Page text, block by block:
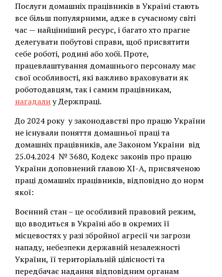
Послуги домашніх працівників в Україні стають
все більш популярними, адже в сучасному світі
час — найцінніший ресурс, і багато хто прагне
делегувати побутові справи, щоб присвятити
себе роботі, родині або хобі. Проте,
працевлаштування домашнього персоналу має
свої особливості, які важливо враховувати як
роботодавцям, так і самим працівникам,
нагадалиу Держпраці.
До 2024 року у законодавстві про працю України
не існували поняття домашньої праці та
домашніх працівників, але Законом України від
25.04.2024 № 3680, Кодекс законів про працю
України доповнений главою XI-А, присвяченою
праці домашніх працівників, відповідно до норм
якої:
Воєнний стан – це особливий правовий режим,
що вводиться в Україні або в окремих її
місцевостях у разі збройної агресії чи загрози
нападу, небезпеки державній незалежності
України, її територіальній цілісності та
передбачає надання відповідним органам